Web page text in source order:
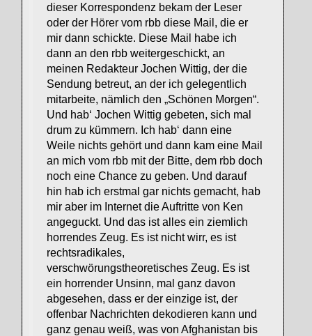
dieser Korrespondenz bekam der Leser
oder der Hörer vom rbb diese Mail, die er
mir dann schickte. Diese Mail habe ich
dann an den rbb weitergeschickt, an
meinen Redakteur Jochen Wittig, der die
Sendung betreut, an der ich gelegentlich
mitarbeite, nämlich den „Schönen Morgen“.
Und hab‘ Jochen Wittig gebeten, sich mal
drum zu kümmern. Ich hab‘ dann eine
Weile nichts gehört und dann kam eine Mail
an mich vom rbb mit der Bitte, dem rbb doch
noch eine Chance zu geben. Und darauf
hin hab ich erstmal gar nichts gemacht, hab
mir aber im Internet die Auftritte von Ken
angeguckt. Und das ist alles ein ziemlich
horrendes Zeug. Es ist nicht wirr, es ist
rechtsradikales,
verschwörungstheoretisches Zeug. Es ist
ein horrender Unsinn, mal ganz davon
abgesehen, dass er der einzige ist, der
offenbar Nachrichten dekodieren kann und
ganz genau weiß, was von Afghanistan bis